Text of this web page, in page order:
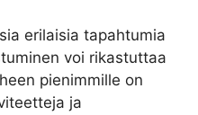
erilaisia tapahtumia
voi rikastuttaa
pienimmille on
ja